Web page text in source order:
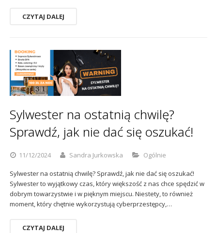
CZYTAJ DALEJ
Sylwester na ostatnią chwilę?
Sprawdź, jak nie dać się oszukać!
11/12/2024 Sandra Jurkowska Ogólnie
Sylwester na ostatnią chwilę? Sprawdź, jak nie dać się oszukać!
Sylwester to wyjątkowy czas, który większość z nas chce spędzić w
dobrym towarzystwie i w pięknym miejscu. Niestety, to również
moment, który chętnie wykorzystują cyberprzestępcy,…
CZYTAJ DALEJ